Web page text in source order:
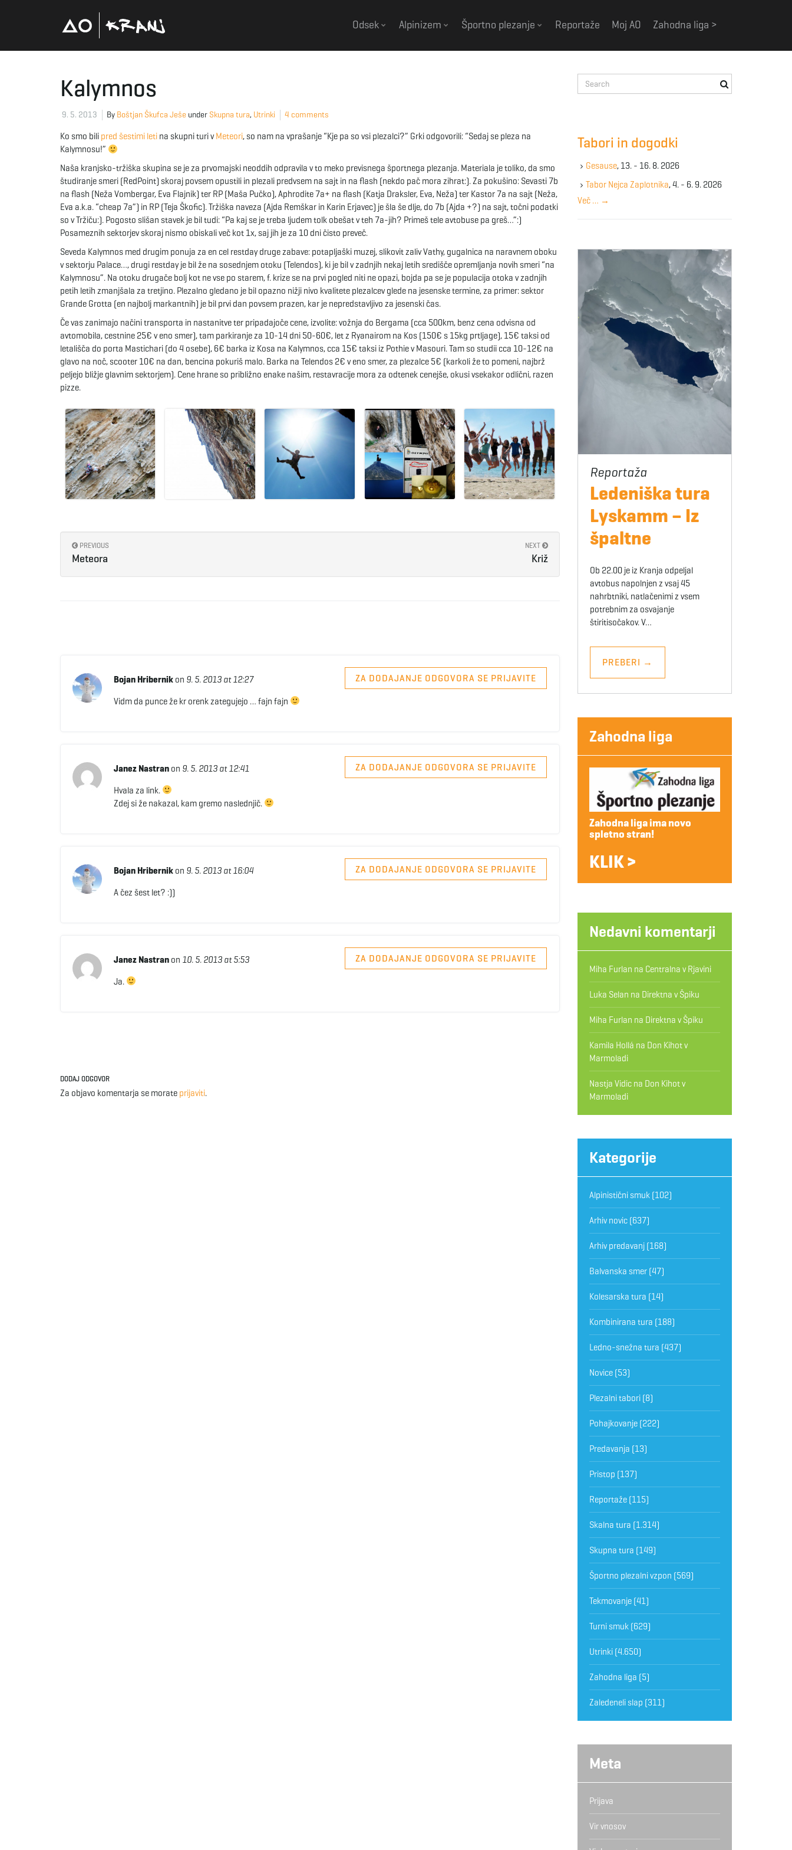
Odsek Alpinizem Športno plezanje Reportaže Moj AO Zahodna liga >
Kalymnos
9. 5. 2013 By Boštjan Škufca Ješe under Skupna tura, Utrinki 4 comments
Ko smo bili pred šestimi leti na skupni turi v Meteori, so nam na vprašanje “Kje pa so vsi plezalci?” Grki odgovorili: “Sedaj se pleza na
Kalymnosu!”
Naša kranjsko-tržiška skupina se je za prvomajski neoddih odpravila v to meko previsnega športnega plezanja. Materiala je toliko, da smo
študiranje smeri (RedPoint) skoraj povsem opustili in plezali predvsem na sajt in na flash (nekdo pač mora zihrat:). Za pokušino: Sevasti 7b
na flash (Neža Vombergar, Eva Flajnik) ter RP (Maša Pučko), Aphrodite 7a+ na flash (Katja Draksler, Eva, Neža) ter Kastor 7a na sajt (Neža,
Eva a.k.a. “cheap 7a”) in RP (Teja Škofic). Tržiška naveza (Ajda Remškar in Karin Erjavec) je šla še dlje, do 7b (Ajda +?) na sajt, točni podatki
so v Tržiču:). Pogosto slišan stavek je bil tudi: “Pa kaj se je treba ljudem tolk obešat v teh 7a-jih? Primeš tele avtobuse pa greš…”:)
Posameznih sektorjev skoraj nismo obiskali več kot 1x, saj jih je za 10 dni čisto preveč.
Seveda Kalymnos med drugim ponuja za en cel restday druge zabave: potapljaški muzej, slikovit zaliv Vathy, gugalnica na naravnem oboku
v sektorju Palace…, drugi restday je bil že na sosednjem otoku (Telendos), ki je bil v zadnjih nekaj letih središče opremljanja novih smeri “na
Kalymnosu”. Na otoku drugače bolj kot ne vse po starem, f. krize se na prvi pogled niti ne opazi, bojda pa se je populacija otoka v zadnjih
petih letih zmanjšala za tretjino. Plezalno gledano je bil opazno nižji nivo kvalitete plezalcev glede na jesenske termine, za primer: sektor
Grande Grotta (en najbolj markantnih) je bil prvi dan povsem prazen, kar je nepredstavljivo za jesenski čas.
Če vas zanimajo načini transporta in nastanitve ter pripadajoče cene, izvolite: vožnja do Bergama (cca 500km, benz cena odvisna od
avtomobila, cestnine 25€ v eno smer), tam parkiranje za 10-14 dni 50-60€, let z Ryanairom na Kos (150€ s 15kg prtljage), 15€ taksi od
letališča do porta Mastichari (do 4 osebe), 6€ barka iz Kosa na Kalymnos, cca 15€ taksi iz Pothie v Masouri. Tam so studii cca 10-12€ na
glavo na noč, scooter 10€ na dan, bencina pokuriš malo. Barka na Telendos 2€ v eno smer, za plezalce 5€ (karkoli že to pomeni, najbrž
peljejo bližje glavnim sektorjem). Cene hrane so približno enake našim, restavracije mora za odtenek cenejše, okusi vsekakor odlični, razen
pizze.
PREVIOUS
Meteora
NEXT
Križ
Bojan Hribernikon 9. 5. 2013 at 12:27 ZA DODAJANJE ODGOVORA SE PRIJAVITE
Vidm da punce že kr orenk zategujejo … fajn fajn
Janez Nastranon 9. 5. 2013 at 12:41 ZA DODAJANJE ODGOVORA SE PRIJAVITE
Hvala za link.
Zdej si že nakazal, kam gremo naslednjič.
Bojan Hribernikon 9. 5. 2013 at 16:04 ZA DODAJANJE ODGOVORA SE PRIJAVITE
A čez šest let? :))
Janez Nastranon 10. 5. 2013 at 5:53 ZA DODAJANJE ODGOVORA SE PRIJAVITE
Ja.
DODAJ ODGOVOR
Za objavo komentarja se morate prijaviti.
e
e
y
w
r
Tabori in dogodki
Gesause, 13. - 16. 8. 2026
Tabor Nejca Zaplotnika, 4. - 6. 9. 2026
Več … →
Ledeniška tura
Lyskamm – Iz
špaltne
Ob 22.00 je iz Kranja odpeljal
avtobus napolnjen z vsaj 45
nahrbtniki, natlačenimi z vsem
potrebnim za osvajanje
štiritisočakov. V…
PREBERI →
Zahodna liga
Zahodna liga ima novo
spletno stran!
KLIK >
Nedavni komentarji
Miha Furlan na Centralna v Rjavini
Luka Selan na Direktna v Špiku
Miha Furlan na Direktna v Špiku
Kamila Hollá na Don Kihot v
Marmoladi
Nastja Vidicna Don Kihot v
Marmoladi
Kategorije
Alpinistični smuk(102)
Arhiv novic(637)
Arhiv predavanj(168)
Balvanska smer(47)
Kolesarska tura (14)
Kombinirana tura (188)
Ledno-snežna tura (437)
Novice(53)
Plezalni tabori(8)
Pohajkovanje(222)
Predavanja (13)
Pristop (137)
Reportaže(115)
Skalna tura (1.314)
Skupna tura (149)
Športno plezalni vzpon (569)
Tekmovanje(41)
Turni smuk(629)
Utrinki(4.650)
Zahodna liga (5)
Zaledeneli slap (311)
Meta
Prijava
Vir vnosov